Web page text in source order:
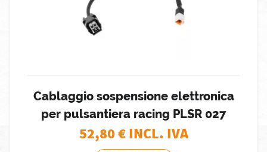
Cablaggio sospensione elettronica
per pulsantiera racing PLSR 027
52,80€ INCL. IVA